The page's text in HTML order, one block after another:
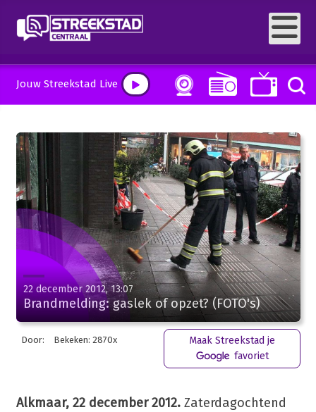
Jouw Streekstad Live
22 december 2012, 13:07
Brandmelding: gaslek of opzet? (FOTO's)
Door: Bekeken: 2870x
Maak Streekstad je
favoriet
Alkmaar, 22 december 2012.Zaterdagochtend